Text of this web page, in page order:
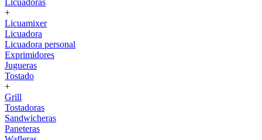
Licuadoras
+
Licuamixer
Licuadora
Licuadora personal
Exprimidores
Jugueras
Tostado
+
Grill
Tostadoras
Sandwicheras
Paneteras